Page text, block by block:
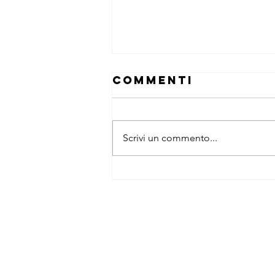
Commenti
Scrivi un commento...